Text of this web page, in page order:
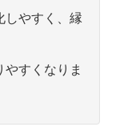
しやすく、縁
すくなりま